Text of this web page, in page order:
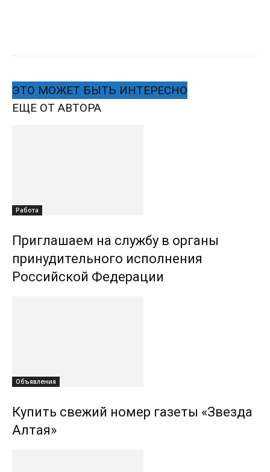
ЭТО МОЖЕТ БЫТЬ ИНТЕРЕСНО
ЕЩЕ ОТ АВТОРА
Работа
Приглашаем на службу в органы
принудительного исполнения
Российской Федерации
Объявления
Купить свежий номер газеты «Звезда
Алтая»